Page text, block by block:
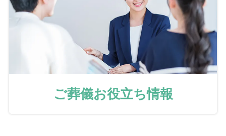
ご葬儀お役立ち情報